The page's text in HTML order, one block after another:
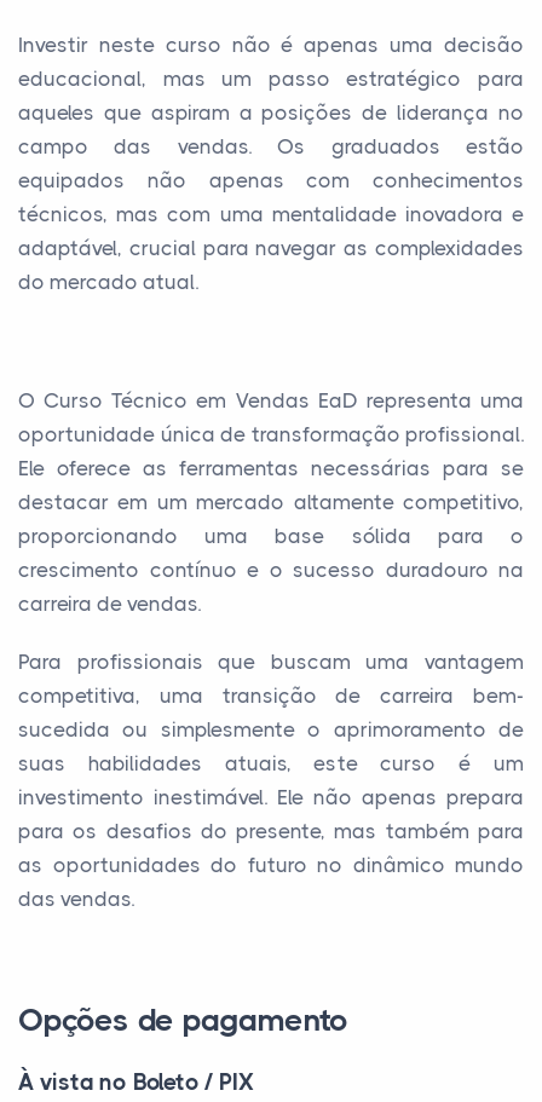
Investir neste curso não é apenas uma decisão
educacional, mas um passo estratégico para
aqueles que aspiram a posições de liderança no
campo das vendas. Os graduados estão
equipados não apenas com conhecimentos
técnicos, mas com uma mentalidade inovadora e
adaptável, crucial para navegar as complexidades
do mercado atual.
O Curso Técnico em Vendas EaD representa uma
oportunidade única de transformação profissional.
Ele oferece as ferramentas necessárias para se
destacar em um mercado altamente competitivo,
proporcionando uma base sólida para o
crescimento contínuo e o sucesso duradouro na
carreira de vendas.
Para profissionais que buscam uma vantagem
competitiva, uma transição de carreira bem-
sucedida ou simplesmente o aprimoramento de
suas habilidades atuais, este curso é um
investimento inestimável. Ele não apenas prepara
para os desafios do presente, mas também para
as oportunidades do futuro no dinâmico mundo
das vendas.
Opções de pagamento
À vista no Boleto / PIX